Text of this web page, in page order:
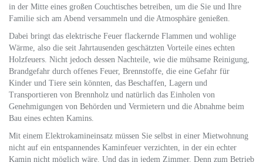
in der Mitte eines großen Couchtisches betreiben, um die Sie und Ihre
Familie sich am Abend versammeln und die Atmosphäre genießen.
Dabei bringt das elektrische Feuer flackernde Flammen und wohlige
Wärme, also die seit Jahrtausenden geschätzten Vorteile eines echten
Holzfeuers. Nicht jedoch dessen Nachteile, wie die mühsame Reinigung,
Brandgefahr durch offenes Feuer, Brennstoffe, die eine Gefahr für
Kinder und Tiere sein könnten, das Beschaffen, Lagern und
Transportieren von Brennholz und natürlich das Einholen von
Genehmigungen von Behörden und Vermietern und die Abnahme beim
Bau eines echten Kamins.
Mit einem Elektrokamineinsatz müssen Sie selbst in einer Mietwohnung
nicht auf ein entspannendes Kaminfeuer verzichten, in der ein echter
Kamin nicht möglich wäre. Und das in jedem Zimmer. Denn zum Betrieb